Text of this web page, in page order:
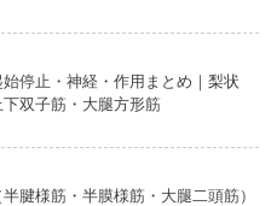
停止・神経・作用まとめ｜梨状
双子筋・大腿方形筋
腱様筋・半膜様筋・大腿二頭筋）